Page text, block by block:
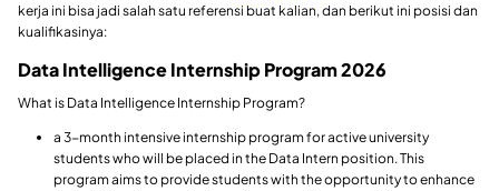
kerja ini bisa jadi salah satu referensi buat kalian, dan berikut ini posisi dan
kualifikasinya:
Data Intelligence Internship Program 2026
What is Data Intelligence Internship Program?
a 3-month intensive internship program for active university
students who will be placed in the Data Intern position. This
program aims to provide students with the opportunity to enhance